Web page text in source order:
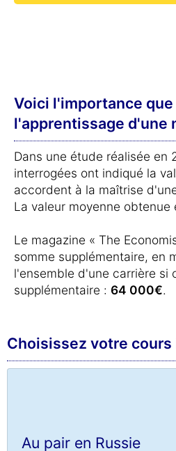
Voici l'importance
l'apprentissage d'une
Dans une étude réalisée en
interrogées ont indiqué la
accordent à la maîtrise
La valeur moyenne obtenue
Le magazine « The
somme supplémentaire, en
l'ensemble d'une carrière si
supplémentaire : 64 000€.
Choisissez votre cours
Au pair en Russie